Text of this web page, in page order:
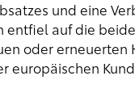
und eine
entfiel auf die
oder
europäischen